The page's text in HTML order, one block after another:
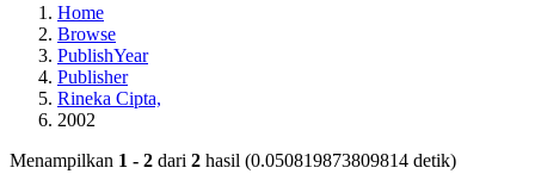
Home
Browse
PublishYear
Publisher
Rineka Cipta,
2002
Menampilkan 1 - 2 dari 2 hasil (0.050819873809814 detik)